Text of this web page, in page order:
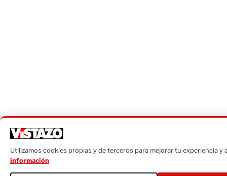
Utilizamos cookies propias y de terceros para mejorar tu experiencia y
información